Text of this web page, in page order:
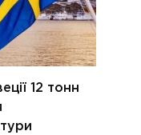
12 тонн